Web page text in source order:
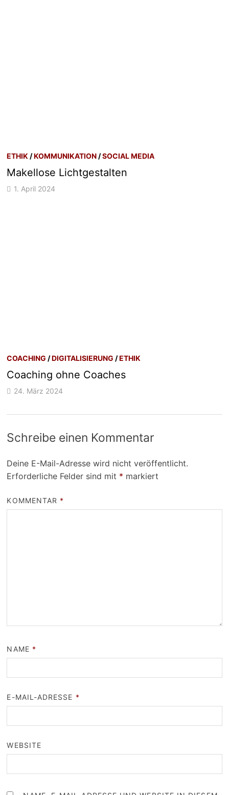
ETHIK /KOMMUNIKATION /SOCIAL MEDIA
Makellose Lichtgestalten
1. April 2024
COACHING /DIGITALISIERUNG /ETHIK
Coaching ohne Coaches
24. März 2024
Schreibe einen Kommentar
Deine E-Mail-Adresse wird nicht veröffentlicht.
Erforderliche Felder sind mit * markiert
KOMMENTAR *
NAME *
E-MAIL-ADRESSE *
WEBSITE